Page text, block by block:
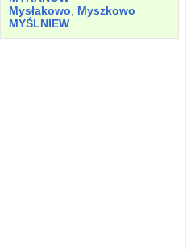
Mysłakowo
Myszkowo
MYŚLNIEW